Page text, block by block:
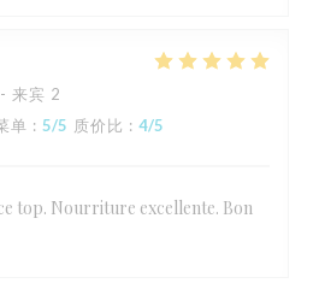
来宾 2
单 : 5/5 质价比 : 4/5
top. Nourriture excellente. Bon